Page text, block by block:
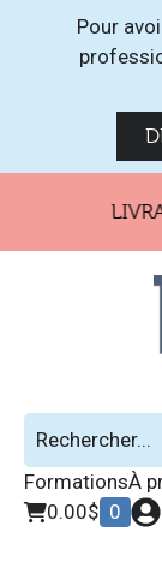
Pour
FormationsÀ
0.00$ 0